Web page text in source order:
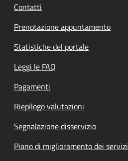
Contatti
Prenotazione appuntamento
Statistiche del portale
Leggi le FAQ
Pagamenti
Riepilogo valutazioni
Segnalazione disservizio
Piano di miglioramento dei servizi